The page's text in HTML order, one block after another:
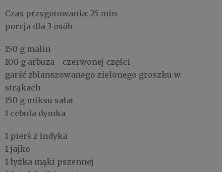
Czas przygotowania: 25 min
porcja dla 3 osób
150 g malin
100 g arbuza - czerwonej części
garść zblanszowanego zielonego groszku w
strąkach
150 g miksu sałat
1 cebula dymka
1 pierś z indyka
1 jajko
1 łyżka mąki pszennej